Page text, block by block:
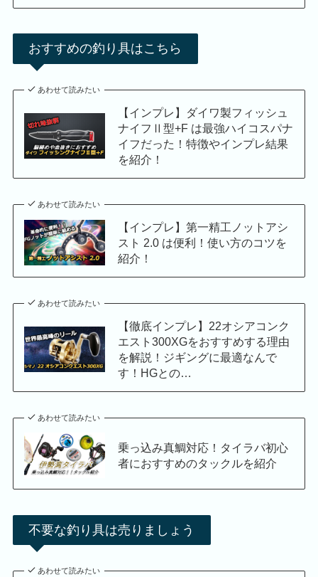
おすすめの釣り具はこちら
あわせて読みたい
【インプレ】ダイワ製フィッシュ
ナイフⅡ型+F は最強ハイコスパナ
イフだった！特徴やインプレ結果
を紹介！
あわせて読みたい
【インプレ】第一精工ノットアシ
スト 2.0 は便利！使い方のコツを
紹介！
あわせて読みたい
【徹底インプレ】22オシアコンク
エスト300XGをおすすめする理由
を解説！ジギングに最適なんで
す！HGとの…
あわせて読みたい
乗っ込み真鯛対応！タイラバ初心
者におすすめのタックルを紹介
不要な釣り具は売りましょう
あわせて読みたい